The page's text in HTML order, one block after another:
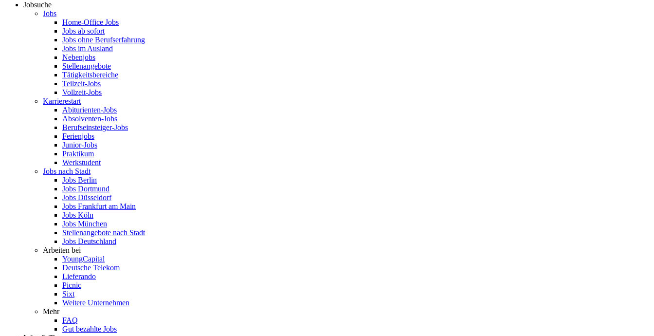
Jobsuche
Jobs
Home-Office Jobs
Jobs ab sofort
Jobs ohne Berufserfahrung
Jobs im Ausland
Nebenjobs
Stellenangebote
Tätigkeitsbereiche
Teilzeit-Jobs
Vollzeit-Jobs
Karrierestart
Abiturienten-Jobs
Absolventen-Jobs
Berufseinsteiger-Jobs
Ferienjobs
Junior-Jobs
Praktikum
Werkstudent
Jobs nach Stadt
Jobs Berlin
Jobs Dortmund
Jobs Düsseldorf
Jobs Frankfurt am Main
Jobs Köln
Jobs München
Stellenangebote nach Stadt
Jobs Deutschland
Arbeiten bei
YoungCapital
Deutsche Telekom
Lieferando
Picnic
Sixt
Weitere Unternehmen
Mehr
FAQ
Gut bezahlte Jobs